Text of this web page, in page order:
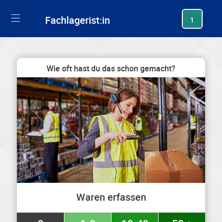
Fachlagerist:in 1
Wie oft hast du das schon gemacht?
Waren erfassen